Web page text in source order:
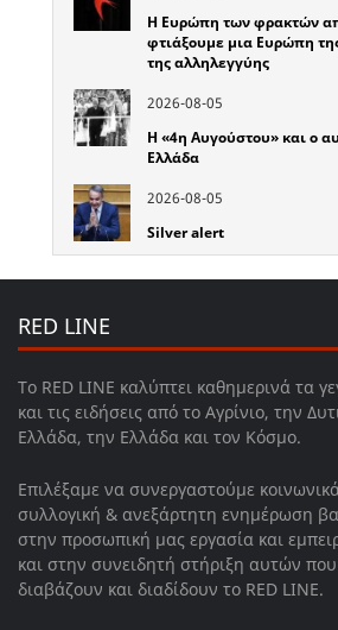
Η Ευρώπη των φρακτών
φτιάξουμε μια Ευρώπη
της αλληλεγγύης
2026-08-05
Η «4η Αυγούστου» και ο
Ελλάδα
2026-08-05
Silver alert
RED LINE
Το RED LINE καλύπτει καθημερινά τα
και τις ειδήσεις από το Αγρίνιο, την
Ελλάδα, την Ελλάδα και τον Κόσμο.
Επιλέξαμε να συνεργαστούμε
συλλογική & ανεξάρτητη ενημέρωση
στην προσωπική μας εργασία και
και στην συνειδητή στήριξη αυτών
διαβάζουν και διαδίδουν το RED LINE.